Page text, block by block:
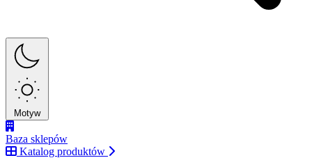
Motyw
Baza sklepów
Katalog produktów